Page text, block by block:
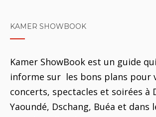
KAMER SHOWBOOK
Kamer ShowBook est un guide
informe sur les bons plans pour
concerts, spectacles et soirées à
Yaoundé, Dschang, Buéa et dans